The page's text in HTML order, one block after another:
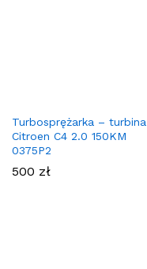
Turbosprężarka – turbina
Citroen C4 2.0 150KM
0375P2
500 zł